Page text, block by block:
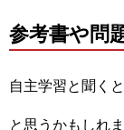
参考書や問
自主学習と聞く
と思うかもしれま